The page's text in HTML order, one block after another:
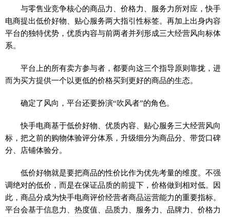
与零售业竞争核心的商品力、价格力、服务力所对应，快手
电商提出低价好物、贴心服务两大指引性标签。再加上出身内容
平台的独特优势，优质内容与前两者并列形成三大经营风向标体
系。
平台上的所有卖方参与者，都要向这三个指导原则靠拢，进
而为买方提供一个以更低的价格买到更好的商品的生态。
确定了风向，平台还要扮演“吹风者”的角色。
快手电商基于低价好物、优质内容、贴心服务三大经营风向
标，把之前的购物体验评分体系，升级细分为商品分、带货口碑
分、店铺体验分。
低价好物就是要把商品的性价比作为优先考量的维度。不强
调绝对的低价，而是在保证品质的前提下，价格做到相对低。因
此，商品分成为快手电商评价经营者商品运营能力的重要指标。
平台会基于信息力、热度值、品质力、服务力、品牌力、价格力